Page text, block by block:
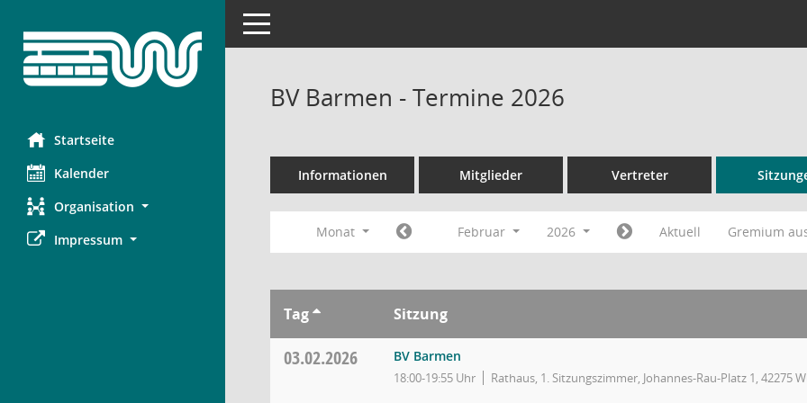
Startseite
Kalender
Organisation
Impressum
Toggle navigation
BV Barmen - Termine 2026
Informationen Mitglieder Vertreter
Monat Februar 2026 Aktuell Gremium
Tag Sitzung
03.02.2026 BV Barmen
18:00-19:55 Uhr Rathaus, 1. Sitzungszimmer, Johannes-Rau-Platz 1, 42275